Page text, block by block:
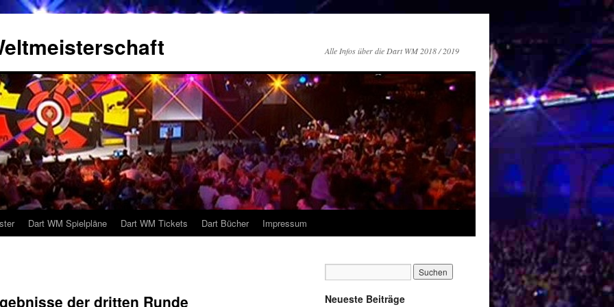
Alle Infos über die Dart WM 2018 / 2019
Dart WM Spielpläne Dart WM Tickets Dart Bücher Impressum
der dritten Runde Neueste Beiträge